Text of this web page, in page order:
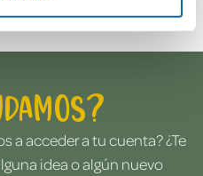
a acceder a tu cuenta? ¿Te
idea o algún nuevo